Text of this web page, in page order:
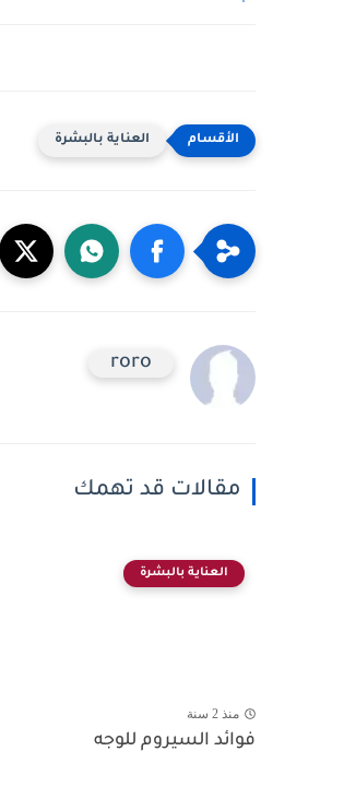
العناية بالبشرة
roro
مقالات قد تهمك
العناية بالبشرة
منذ 2 سنة
فوائد السيروم للوجه